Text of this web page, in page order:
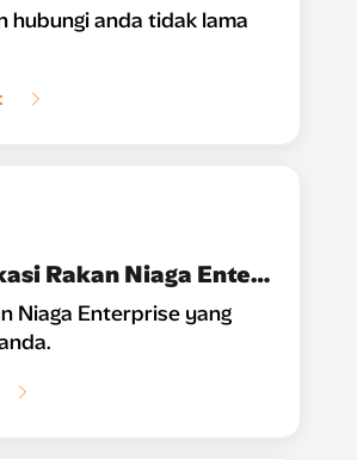
hubungi anda tidak lama
Cari Lokasi Rakan Niaga Enterprise Kami
Niaga Enterprise yang